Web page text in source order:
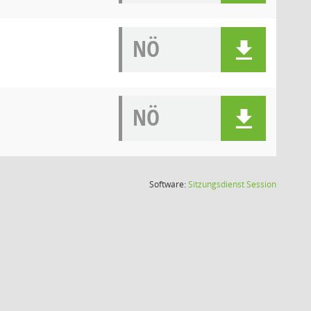
NÖ
NÖ
Software:SitzungsdienstSession(Wird in